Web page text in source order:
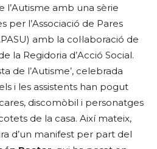
l’Autisme amb una sèrie
per l’Associació de Pares
amb la col·laboració de
la Regidoria d’Acció Social.
de l’Autisme’, celebrada
i les assistents han pogut
discomòbil i personatges
de la casa. Així mateix,
d’un manifest per part del